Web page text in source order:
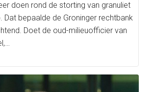
doen rond de storting van granuliet
Dat bepaalde de Groninger rechtbank
Doet de oud-milieuofficier van